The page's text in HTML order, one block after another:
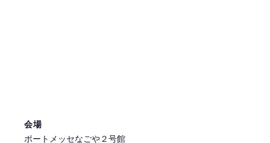
会場
ポートメッセなごや２号館